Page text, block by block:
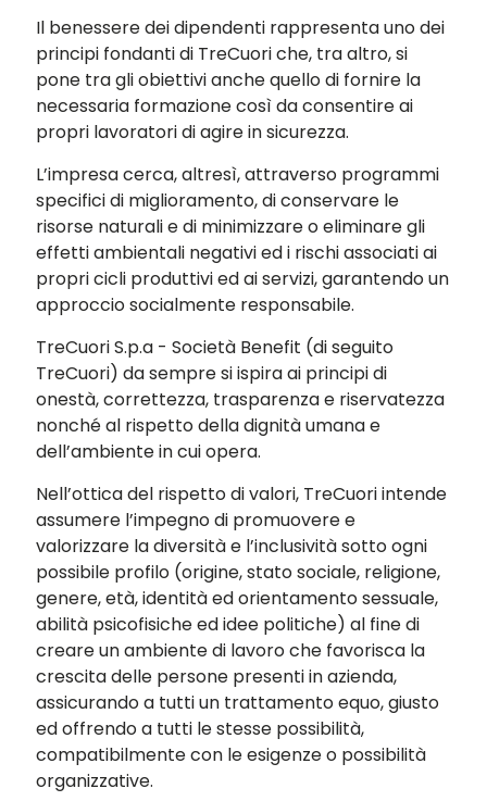
Il benessere dei dipendenti rappresenta uno dei
principi fondanti di TreCuori che, tra altro, si
pone tra gli obiettivi anche quello di fornire la
necessaria formazione così da consentire ai
propri lavoratori di agire in sicurezza.
L’impresa cerca, altresì, attraverso programmi
specifici di miglioramento, di conservare le
risorse naturali e di minimizzare o eliminare gli
effetti ambientali negativi ed i rischi associati ai
propri cicli produttivi ed ai servizi, garantendo un
approccio socialmente responsabile.
TreCuori S.p.a - Società Benefit (di seguito
TreCuori) da sempre si ispira ai principi di
onestà, correttezza, trasparenza e riservatezza
nonché al rispetto della dignità umana e
dell’ambiente in cui opera.
Nell’ottica del rispetto di valori, TreCuori intende
assumere l’impegno di promuovere e
valorizzare la diversità e l’inclusività sotto ogni
possibile profilo (origine, stato sociale, religione,
genere, età, identità ed orientamento sessuale,
abilità psicofisiche ed idee politiche) al fine di
creare un ambiente di lavoro che favorisca la
crescita delle persone presenti in azienda,
assicurando a tutti un trattamento equo, giusto
ed offrendo a tutti le stesse possibilità,
compatibilmente con le esigenze o possibilità
organizzative.